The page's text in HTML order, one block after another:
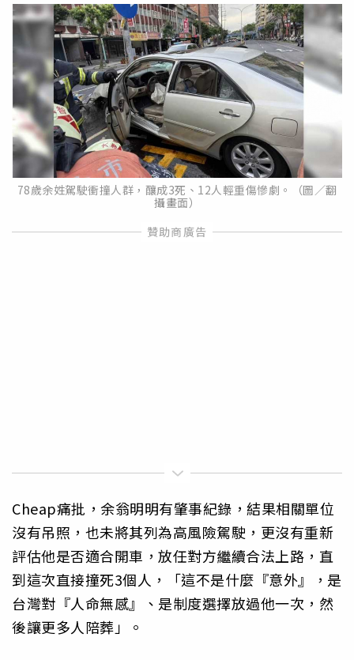
78歲余姓駕駛衝撞人群，釀成3死、12人輕重傷慘劇。（圖／翻
攝畫面）
Cheap痛批，余翁明明有肇事紀錄，結果相關單位
沒有吊照，也未將其列為高風險駕駛，更沒有重新
評估他是否適合開車，放任對方繼續合法上路，直
到這次直接撞死3個人，「這不是什麼『意外』，是
台灣對『人命無感』、是制度選擇放過他一次，然
後讓更多人陪葬」。